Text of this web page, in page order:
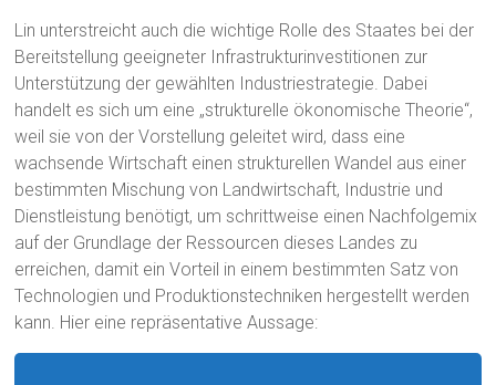
Lin unterstreicht auch die wichtige Rolle des Staates bei der
Bereitstellung geeigneter Infrastrukturinvestitionen zur
Unterstützung der gewählten Industriestrategie. Dabei
handelt es sich um eine „strukturelle ökonomische Theorie“,
weil sie von der Vorstellung geleitet wird, dass eine
wachsende Wirtschaft einen strukturellen Wandel aus einer
bestimmten Mischung von Landwirtschaft, Industrie und
Dienstleistung benötigt, um schrittweise einen Nachfolgemix
auf der Grundlage der Ressourcen dieses Landes zu
erreichen, damit ein Vorteil in einem bestimmten Satz von
Technologien und Produktionstechniken hergestellt werden
kann. Hier eine repräsentative Aussage: